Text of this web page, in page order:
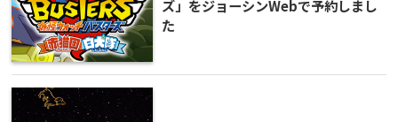
ズ」をジョーシンWebで予約しまし
た